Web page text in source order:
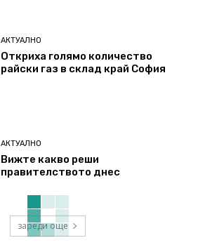
АКТУАЛНО
Откриха голямо количество
райски газ в склад край София
АКТУАЛНО
Вижте какво реши
правителството днес
зареди още